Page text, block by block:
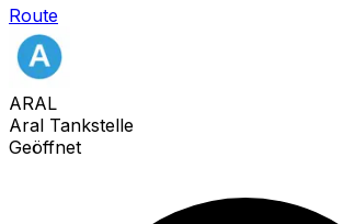
Route
ARAL
Aral Tankstelle
Geöffnet